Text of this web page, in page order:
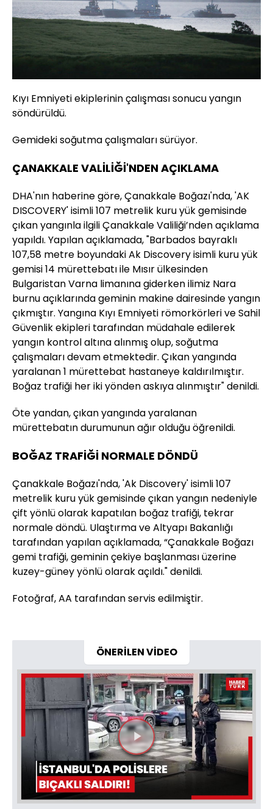
Kıyı Emniyeti ekiplerinin çalışması sonucu yangın
söndürüldü.
Gemideki soğutma çalışmaları sürüyor.
ÇANAKKALE VALİLİĞİ'NDEN AÇIKLAMA
DHA'nın haberine göre, Çanakkale Boğazı'nda, 'AK
DISCOVERY' isimli 107 metrelik kuru yük gemisinde
çıkan yangınla ilgili Çanakkale Valiliği’nden açıklama
yapıldı. Yapılan açıklamada, "Barbados bayraklı
107,58 metre boyundaki Ak Discovery isimli kuru yük
gemisi 14 mürettebatı ile Mısır ülkesinden
Bulgaristan Varna limanına giderken ilimiz Nara
burnu açıklarında geminin makine dairesinde yangın
çıkmıştır. Yangına Kıyı Emniyeti römorkörleri ve Sahil
Güvenlik ekipleri tarafından müdahale edilerek
yangın kontrol altına alınmış olup, soğutma
çalışmaları devam etmektedir. Çıkan yangında
yaralanan 1 mürettebat hastaneye kaldırılmıştır.
Boğaz trafiği her iki yönden askıya alınmıştır" denildi.
Öte yandan, çıkan yangında yaralanan
mürettebatın durumunun ağır olduğu öğrenildi.
BOĞAZ TRAFİĞİ NORMALE DÖNDÜ
Çanakkale Boğazı'nda, 'Ak Discovery' isimli 107
metrelik kuru yük gemisinde çıkan yangın nedeniyle
çift yönlü olarak kapatılan boğaz trafiği, tekrar
normale döndü. Ulaştırma ve Altyapı Bakanlığı
tarafından yapılan açıklamada, “Çanakkale Boğazı
gemi trafiği, geminin çekiye başlanması üzerine
kuzey-güney yönlü olarak açıldı." denildi.
Fotoğraf, AA tarafından servis edilmiştir.
ÖNERİLEN VİDEO
Videoyu
Oynat